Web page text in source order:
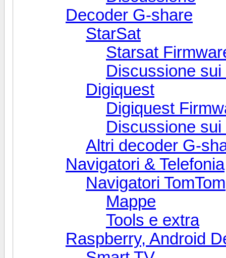
Decoder G-share
StarSat
Starsat
Discussione
Digiquest
Digiquest
Discussione
Altri decoder G-
Navigatori & Telefonia
Navigatori TomTom
Mappe
Tools e extra
Raspberry, Android